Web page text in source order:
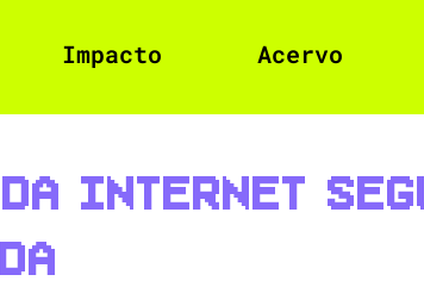
Impacto Acervo
Internet